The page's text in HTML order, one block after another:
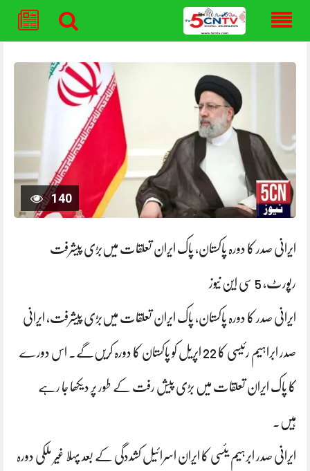
140
ایرانی صدر کا دورہ پاکستان، پاک ایران تعلقات میں‌بڑی پیشرفت
رپورٹ، 5 سی این نیوز
ایرانی صدر کا دورہ پاکستان، پاک ایران تعلقات میں‌بڑی پیشرفت، ایرانی
صدر ابراہیم رئیسی کا 22 اپریل کو پاکستان کا دورہ کریں‌گے. اس دورے
کا پاک ایران تعلقات میں بڑی پیش رفت کے طور پر دیکھا جا رہے
ہیں.
ایرانی صدر ابرہیم یئسی کا ایران اسرائیل کشددگی کے بعد پہلا غیر ملکی دورہ